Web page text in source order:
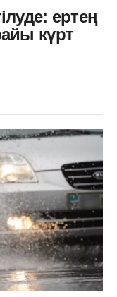
ертең
күрт